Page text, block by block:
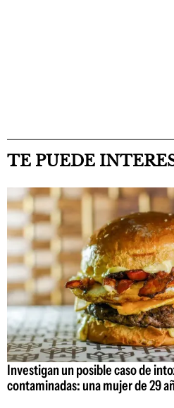
TE PUEDE
Investigan un posible caso de
contaminadas: una mujer de 29